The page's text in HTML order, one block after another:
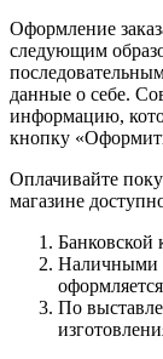
Оформление
следующим
данные о себе.
информацию,
кнопку
Оплачивайте
магазине
Банковской
Наличными
По